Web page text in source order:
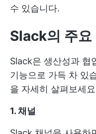
수 있습니다.
Slack의 주요
Slack은 생산성과 협
기능으로 가득 차 있
을 자세히 살펴보세
1. 채널